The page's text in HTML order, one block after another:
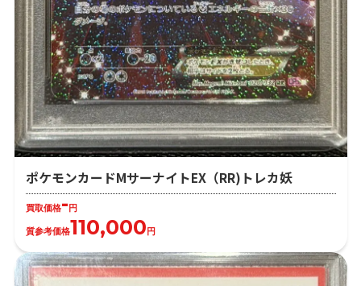
ポケモンカードMサーナイトEX（RR)トレカ妖
買取価格- 円
質参考価格110,000 円